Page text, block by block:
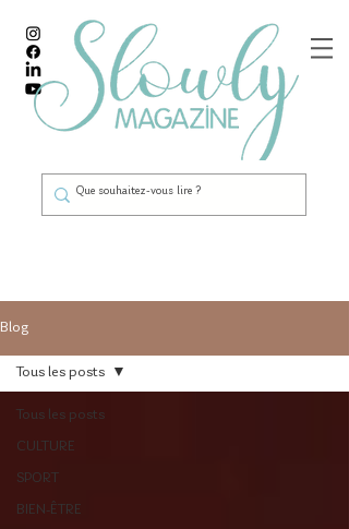
Blog
Tous les posts
CULTURE
SPORT
BIEN-ÊTRE
Tous les posts